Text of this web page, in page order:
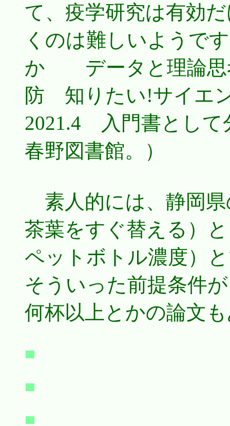
て、疫学研究は有効
くのは難しいようで
か データと理論思
防 知りたい!サイエ
2021.4 入門書として
春野図書館。）
素人的には、静岡県
茶葉をすぐ替える）
ペットボトル濃度）
そういった前提条件
何杯以上とかの論文